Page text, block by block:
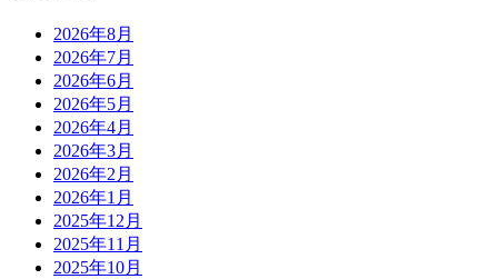
2026年8月
2026年7月
2026年6月
2026年5月
2026年4月
2026年3月
2026年2月
2026年1月
2025年12月
2025年11月
2025年10月